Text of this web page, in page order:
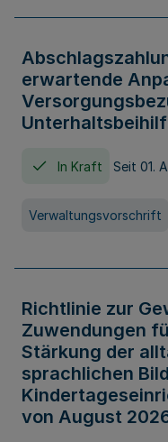
erwartende
In Kraft Seit 01.
Verwaltungsvorschrift
Richtlinie zur
Zuwendungen
Stärkung der
sprachlichen
von August